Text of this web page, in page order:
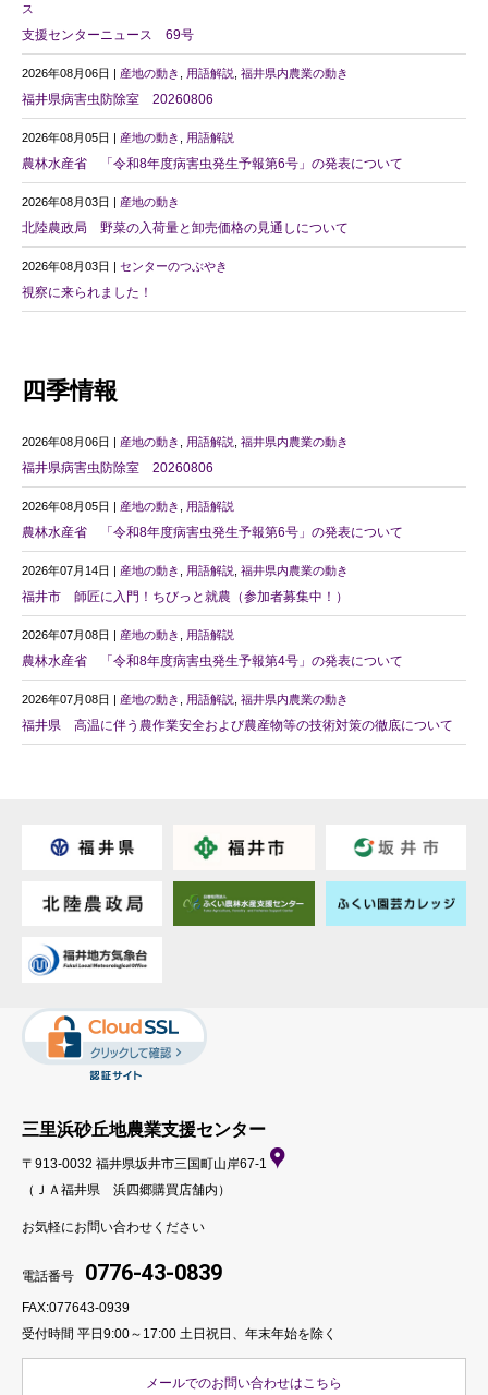
ス
支援センターニュース 69号
2026年08月06日 | 産地の動き 用語解説 福井県内農業の動き
福井県病害虫防除室 20260806
2026年08月05日 | 産地の動き 用語解説
農林水産省 「令和8年度病害虫発生予報第6号」の発表について
2026年08月03日 | 産地の動き
北陸農政局 野菜の入荷量と卸売価格の見通しについて
2026年08月03日 | センターのつぶやき
視察に来られました！
四季情報
2026年08月06日 | 産地の動き 用語解説 福井県内農業の動き
福井県病害虫防除室 20260806
2026年08月05日 | 産地の動き 用語解説
農林水産省 「令和8年度病害虫発生予報第6号」の発表について
2026年07月14日 | 産地の動き 用語解説 福井県内農業の動き
福井市 師匠に入門！ちびっと就農（参加者募集中！）
2026年07月08日 | 産地の動き 用語解説
農林水産省 「令和8年度病害虫発生予報第4号」の発表について
2026年07月08日 | 産地の動き 用語解説 福井県内農業の動き
福井県 高温に伴う農作業安全および農産物等の技術対策の徹底について
三里浜砂丘地農業支援センター
〒913-0032 福井県坂井市三国町山岸67-1
（ＪＡ福井県 浜四郷購買店舗内）
お気軽にお問い合わせください
電話番号 0776-43-0839
FAX:077643-0939
受付時間 平日9:00～17:00 土日祝日、年末年始を除く
メールでのお問い合わせはこちら